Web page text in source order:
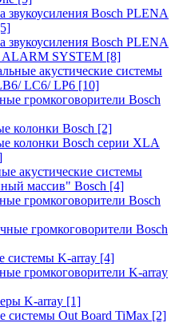
звукоусиления Bosch PLENA
звукоусиления Bosch PLENA
SYSTEM [8]
акустические системы
LC6/ LP6 [10]
громкоговорители Bosch
колонки Bosch [2]
колонки Bosch серии XLA
акустические системы
массив" Bosch [4]
громкоговорители Bosch
громкоговорители Bosch
системы K-array [4]
громкоговорители K-array
K-array [1]
системы Out Board TiMax [2]